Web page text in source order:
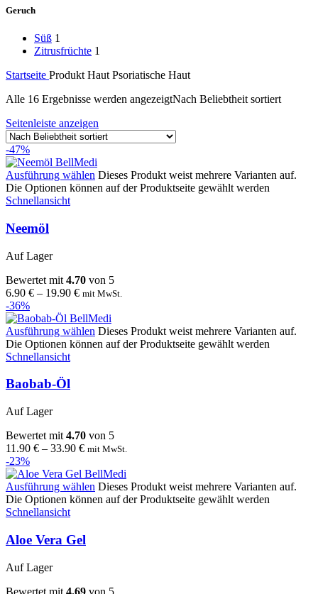
Geruch
Süß 1
Zitrusfrüchte 1
Startseite Produkt Haut Psoriatische Haut
Alle 16 Ergebnisse werden angezeigtNach Beliebtheit sortiert
Seitenleiste anzeigen
-47%
Ausführung wählen Dieses Produkt weist mehrere Varianten auf.
Die Optionen können auf der Produktseite gewählt werden
Schnellansicht
Neemöl
Auf Lager
Bewertet mit 4.70 von 5
6.90 € – 19.90 € mit MwSt.
-36%
Ausführung wählen Dieses Produkt weist mehrere Varianten auf.
Die Optionen können auf der Produktseite gewählt werden
Schnellansicht
Baobab-Öl
Auf Lager
Bewertet mit 4.70 von 5
11.90 € – 33.90 € mit MwSt.
-23%
Ausführung wählen Dieses Produkt weist mehrere Varianten auf.
Die Optionen können auf der Produktseite gewählt werden
Schnellansicht
Aloe Vera Gel
Auf Lager
Bewertet mit 4.69 von 5